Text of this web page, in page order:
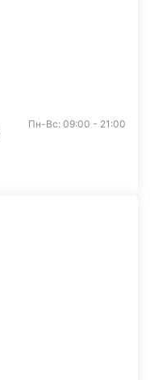
Пн-Вс: 09:00 - 21:00